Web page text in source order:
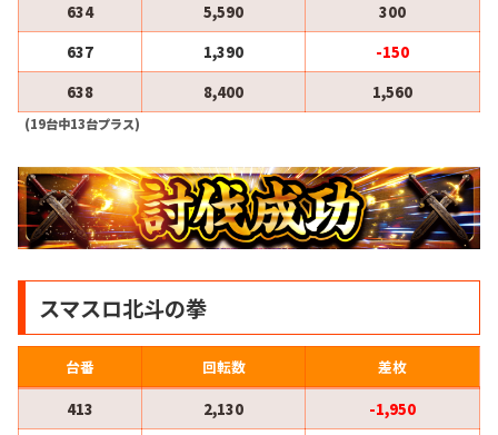
634
5,590
300
637
1,390
-150
638
8,400 1,560
(19台中13台プラス)
スマスロ北斗の拳
台番 回転数
差枚
413
2,130
-1,950